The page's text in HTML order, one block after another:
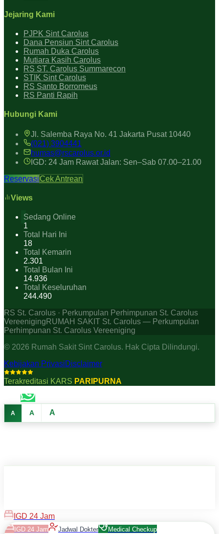
Jejaring Kami
PJPK Sint Carolus
Dana Pensiun Sint Carolus
Rumah Duka Carolus
Mutiara Kasih Carolus
RS ST. Carolus Summarecon
STIK Sint Carolus
RS Santo Borromeus
RS Panti Rapih
Hubungi Kami
Jl. Salemba Raya No. 41 Jakarta Pusat 10440
(021) 3904441
humas@rscarolus.or.id
IGD: 24 Jam Rawat Jalan: Sen–Sab 07.00–21.00
ReservasiCek Antrean
Views
Sedang Online
1
Total Hari Ini
18
Total Kemarin
2.301
Total Bulan Ini
14.936
Total Keseluruhan
244.490
RS St. Carolus · Perkumpulan Perhimpunan St. Carolus
Vereeniging RUMAH SAKIT St. Carolus — Perkumpulan
Perhimpunan St. Carolus Vereeniging
© 2026 Rumah Sakit Sint Carolus. Hak Cipta Dilindungi.
Kebijakan PrivasiDisclaimer
Terakreditasi KARS PARIPURNA
A A A
IGD 24 Jam
IGD 24 Jam Jadwal Dokter Medical Checkup